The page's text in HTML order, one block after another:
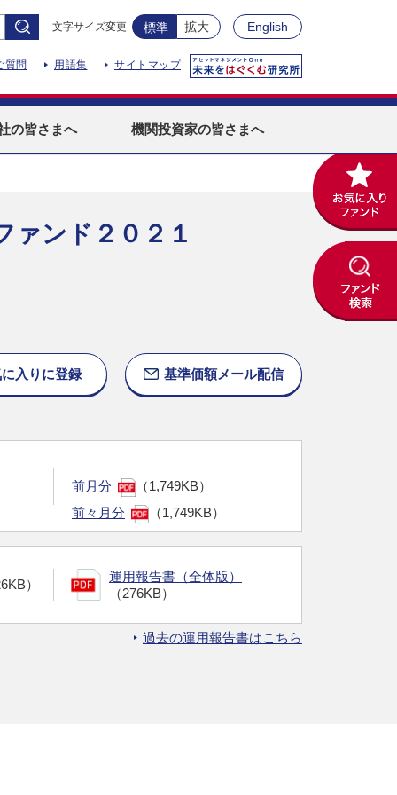
文字サイズ変更 標準 拡大 English
質問 用語集 サイトマップ
の皆さまへ 機関投資家の皆さまへ
ァンド２０２１
入りに登録 基準価額メール配信
前月分
（1,749KB）
前々月分
（1,749KB）
）
運用報告書（全体版）
（276KB）
過去の運用報告書はこちら